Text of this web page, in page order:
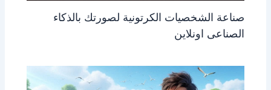
صناعة الشخصيات الكرتونية لصورتك بالذكاء
الصناعى اونلاين